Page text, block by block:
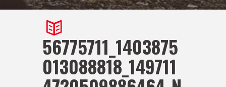
56775711_1403875
013088818_149711